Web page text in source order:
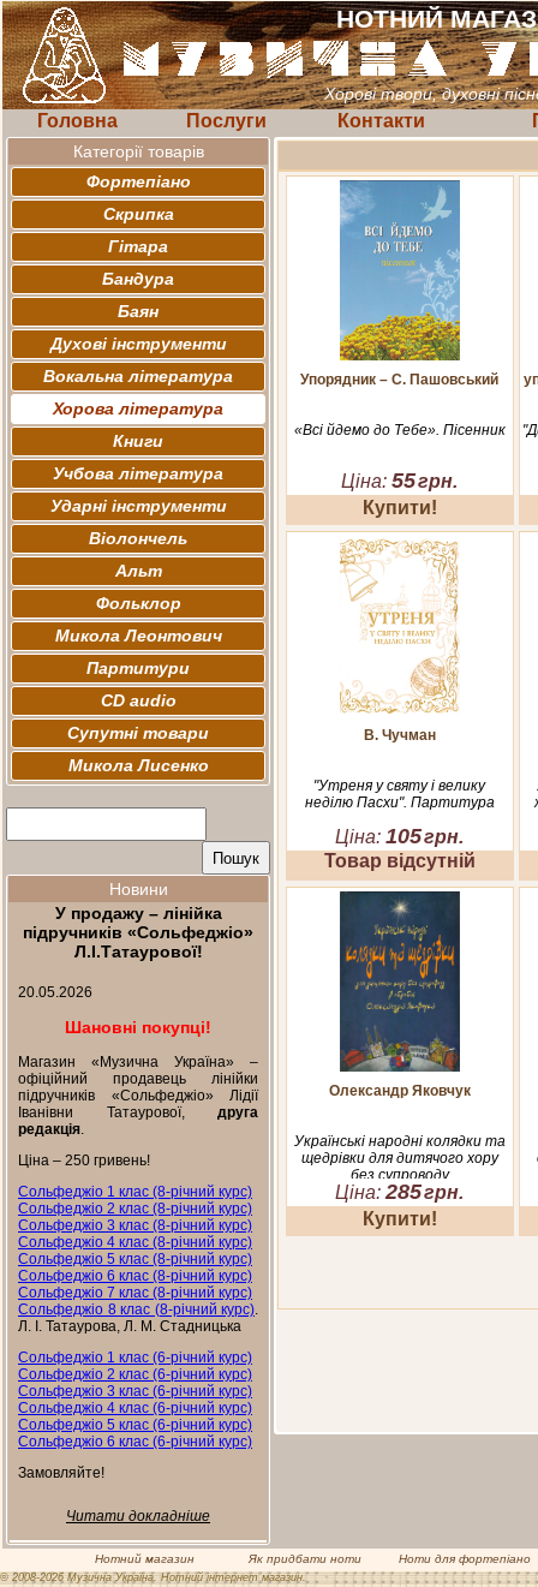
НОТНИЙ
Хорові твори, духовні
Головна Послуги Контакти
Категорії товарів
Фортепіано
Скрипка
Гітара
Бандура
Баян
Духові інструменти
Вокальна література
Хорова література
Книги
Учбова література
Ударні інструменти
Віолончель
Альт
Фольклор
Микола Леонтович
Партитури
CD audio
Супутні товари
Микола Лисенко
Новини
У продажу – лінійка
підручників «Сольфеджіо»
Л.І.Татаурової!
20.05.2026
Шановні покупці!
Магазин «Музична Україна» –
офіційний продавець лінійки
підручників «Сольфеджіо» Лідії
Іванівни Татаурової, друга
редакція.
Ціна – 250 гривень!
Сольфеджіо 1 клас (8-річний курс)
Сольфеджіо 2 клас (8-річний курс)
Сольфеджіо 3 клас (8-річний курс)
Сольфеджіо 4 клас (8-річний курс)
Сольфеджіо 5 клас (8-річний курс)
Сольфеджіо 6 клас (8-річний курс)
Сольфеджіо 7 клас (8-річний курс)
Сольфеджіо 8 клас (8-річний курс).
Л. І. Татаурова, Л. М. Стадницька
Сольфеджіо 1 клас (6-річний курс)
Сольфеджіо 2 клас (6-річний курс)
Сольфеджіо 3 клас (6-річний курс)
Сольфеджіо 4 клас (6-річний курс)
Сольфеджіо 5 клас (6-річний курс)
Сольфеджіо 6 клас (6-річний курс)
Замовляйте!
Читати докладніше
Упорядник – С. Пашовський
«Всі йдемо до Тебе». Пісенник
Ціна: 55грн.
Купити!
В. Чучман
"Утреня у святу і велику
неділю Пасхи". Партитура
Ціна: 105грн.
Товар відсутній
Олександр Яковчук
Українські народні колядки та
щедрівки для дитячого хору
без супроводу
Ціна: 285грн.
Купити!
Нотний магазин Як придбати ноти Ноти для фортепіано
© 2008-2026 Музична Україна. Нотний інтернет магазин.